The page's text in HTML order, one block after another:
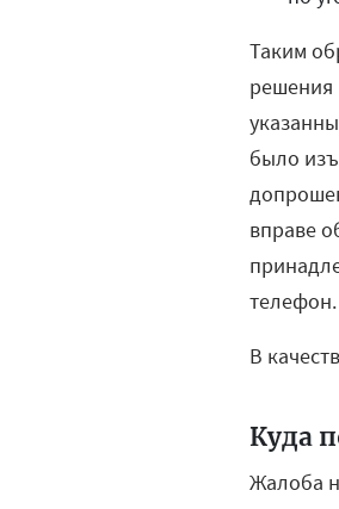
Таким
решения
было
вправе
телефон.
В
Куда
Жалоба